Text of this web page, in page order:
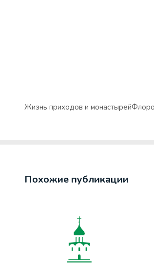
Жизнь приходов и монастырей
Похожие публикации